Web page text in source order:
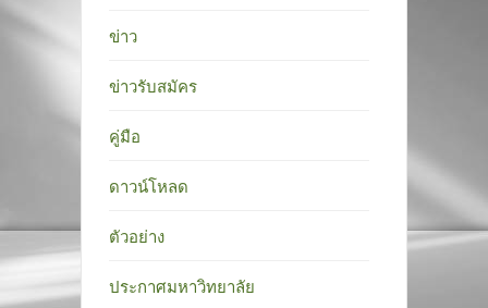
ข่าว
ข่าวรับสมัคร
คู่มือ
ดาวน์โหลด
ตัวอย่าง
ประกาศมหาวิทยาลัย